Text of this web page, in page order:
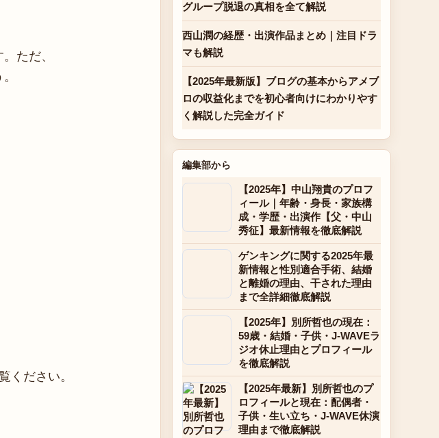
ただ、
ください。
グループ脱退の真相を全て解説
西山潤の経歴・出演作品まとめ｜注目ドラ
マも解説
【2025年最新版】ブログの基本からアメブ
ロの収益化までを初心者向けにわかりやす
く解説した完全ガイド
編集部から
【2025年】中山翔貴のプロフ
ィール｜年齢・身長・家族構
成・学歴・出演作【父・中山
秀征】最新情報を徹底解説
ゲンキングに関する2025年最
新情報と性別適合手術、結婚
と離婚の理由、干された理由
まで全詳細徹底解説
【2025年】別所哲也の現在：
59歳・結婚・子供・J-WAVEラ
ジオ休止理由とプロフィール
を徹底解説
【2025年最新】別所哲也のプ
ロフィールと現在：配偶者・
子供・生い立ち・J-WAVE休演
理由まで徹底解説